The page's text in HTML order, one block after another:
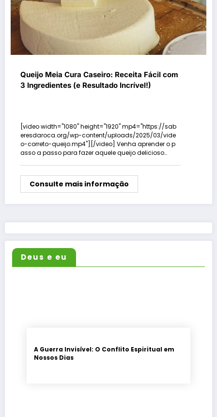
Queijo Meia Cura Caseiro: Receita Fácil com
3 Ingredientes (e Resultado Incrível!)
[video width="1080" height="1920" mp4="https://sab
eresdaroca.org/wp-content/uploads/2025/03/vide
o-correto-queijo.mp4"][/video] Venha aprender o p
asso a passo para fazer aquele queijo delicioso…
Consulte mais informação
Deus e eu
A Guerra Invisível: O Conflito Espiritual em
Nossos Dias